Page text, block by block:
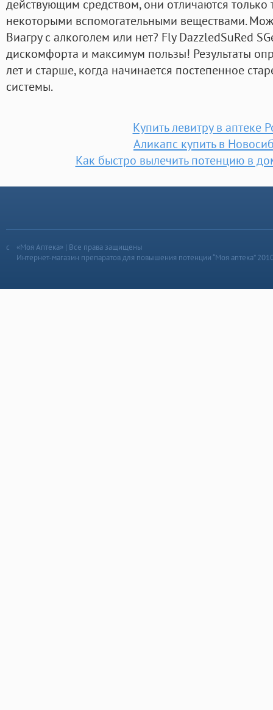
действующим средством, они отличаются
некоторыми вспомогательными веществами.
Виагру с алкоголем или нет? Fly DazzledSuRed
дискомфорта и максимум пользы! Результаты
лет и старше, когда начинается постепенное
системы.
Купить левитру в аптеке
Аликапс купить в
Как быстро вылечить потенцию в
«Моя Аптека» | Все права защищены
Интернет-магазин препаратов для повышения потенции “Моя аптека”